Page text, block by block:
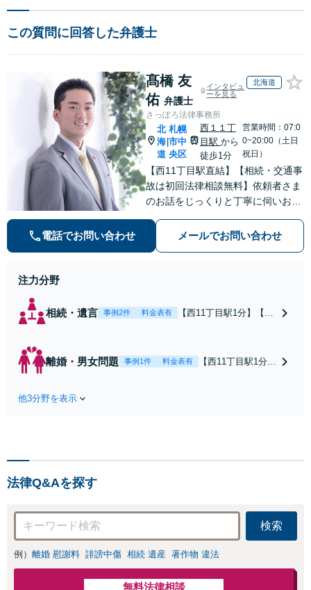
この質問に回答した弁護士
髙橋 友
佑 弁護士
インタビュ
ーを見る
北海道
さっぽろ法律事務所
北
海
道
|
札幌
市中
央区
西１１丁
目駅 から
徒歩1分
営業時間：07:0
0~20:00（土日
祝日）
【西11丁目駅直結】【相続・交通事
故は初回法律相談無料】依頼者さま
のお話をじっくりと丁寧に伺いお気
を共に考えていきます。弁護士に相
談するだけでも解決の道筋が見えて
電話でお問い合わせ メールでお問い合わせ
注力分野
相続・遺言 事例2件 料金表有
【西11丁目駅1分】【初
相続放棄など、お困り
の際はぜひご相談くだ
離婚・男女問題 事例1件 料金表有
【西11丁目駅1分】
話を伺い、お気持
んでいる段階でも
ご相談ください。
他3分野を表示
法律Q&Aを探す
検索
例） 離婚 慰謝料 誹謗中傷 相続 遺産 著作物 違法
無料法律相談